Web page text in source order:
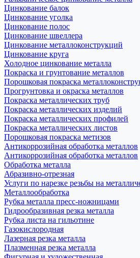
Цинкование балок
Цинкование уголка
Цинкование полос
Цинкование швеллера
Цинкование металлоконструкций
Цинкование круга
Холодное цинкование металла
Покраска и грунтование металлов
Порошковая покраска
Прогрунтовка и окраска металлов
Покраска металлических труб
Покраска металлических изделий
Покраска металлических профилей
Покраска металлических листов
Порошковая покраска метизов
Антикоррозийная обработка металлов
Антикоррозийная обработка металлов
Обработка металла
Абразивно-отрезная
Услуги по нарезке резьбы на
Металлообработка
Рубка металла пресс-ножницами
Гидрообразивная резка металла
Рубка листа на гильотине
Газокислородная
Лазерная резка металла
Плазменная резка металла